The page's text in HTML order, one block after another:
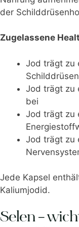
der
Zugelassene
Jod trägt zu
Jod trägt zu
bei
Jod trägt zu
Jod trägt zu
Jede Kapsel
Kaliumjodid.
Selen –